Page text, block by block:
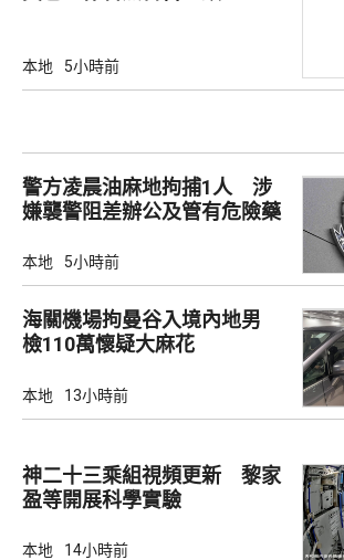
本地 5小時前
警方凌晨油麻地拘捕1人 涉
嫌襲警阻差辦公及管有危險藥
本地 5小時前
海關機場拘曼谷入境內地男
檢110萬懷疑大麻花
本地 13小時前
神二十三乘組視頻更新 黎家
盈等開展科學實驗
本地 14小時前